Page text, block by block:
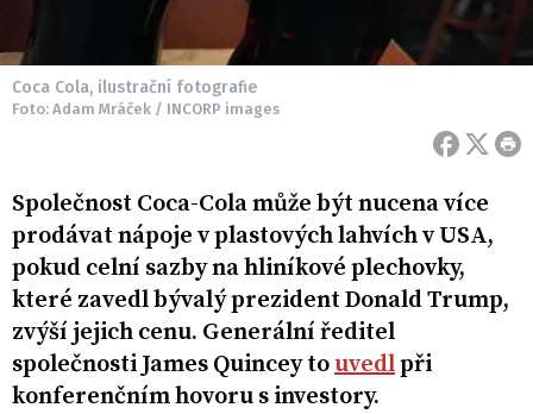
Coca Cola, ilustrační fotografie
Foto: Adam Mráček / INCORP images
Společnost Coca-Cola může být nucena více
prodávat nápoje v plastových lahvích v USA,
pokud celní sazby na hliníkové plechovky,
které zavedl bývalý prezident Donald Trump,
zvýší jejich cenu. Generální ředitel
společnosti James Quincey touvedlpři
konferenčním hovoru s investory.